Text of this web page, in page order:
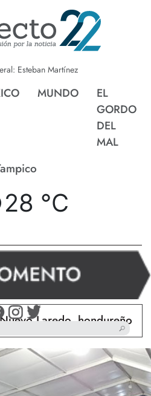
Esteban Martínez
MUNDO
EL
GORDO
DEL
MAL
28 °C
hondureño muere